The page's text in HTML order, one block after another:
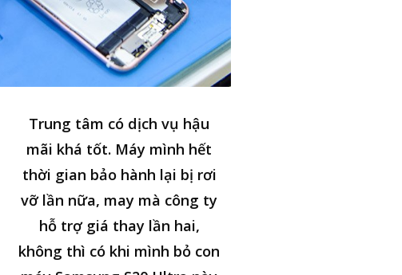
Trung tâm có dịch vụ hậu
mãi khá tốt. Máy mình hết
thời gian bảo hành lại bị rơi
vỡ lần nữa, may mà công ty
hỗ trợ giá thay lần hai,
không thì có khi mình bỏ con